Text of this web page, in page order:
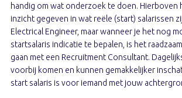
handig om wat onderzoek te doen. Hierboven
inzicht gegeven in wat reële (start) salarissen
Electrical Engineer, maar wanneer je het nog
startsalaris indicatie te bepalen, is het
gaan met een Recruitment Consultant.
voorbij komen en kunnen gemakkelijker
start salaris is voor iemand met jouw